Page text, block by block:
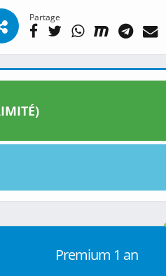
Partage
Premium 1 an